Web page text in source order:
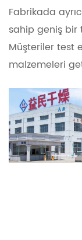
Fabrikada
sahip geniş bir
Müşteriler test
malzemeleri